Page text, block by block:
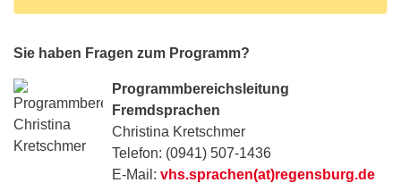
Sie haben Fragen zum Programm?
Programmbereichsleitung
Fremdsprachen
Christina Kretschmer
Telefon: (0941) 507-1436
E-Mail: vhs.sprachen(at)regensburg.de